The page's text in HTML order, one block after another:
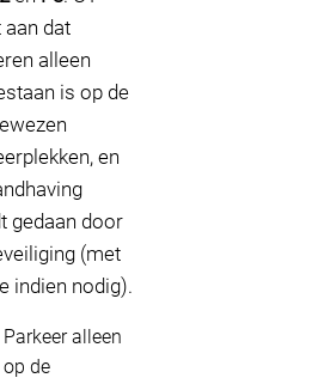
aan dat
alleen
is op de
en
gedaan door
(met
indien nodig).
Parkeer alleen
op de